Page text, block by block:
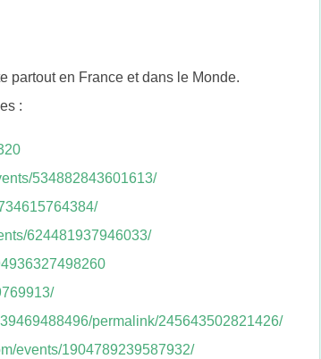
partout en France et dans le Monde.
:
534882843601613/
624481937946033/
permalink/245643502821426/
events/1904789239587932/